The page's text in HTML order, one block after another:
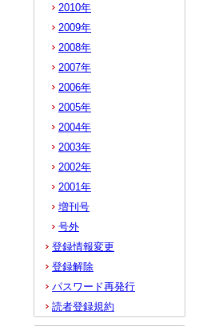
2010年
2009年
2008年
2007年
2006年
2005年
2004年
2003年
2002年
2001年
増刊号
号外
登録情報変更
登録解除
パスワード再発行
読者登録規約